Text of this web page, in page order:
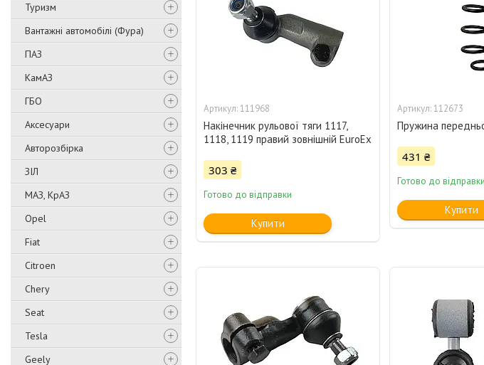
Туризм
Вантажні автомобілі (Фура)
ПАЗ
КамАЗ
ГБО
Аксесуари
Авторозбірка
ЗІЛ
МАЗ, КрАЗ
Opel
Fiat
Citroen
Chery
Seat
Tesla
Geely
111968
Накінечник рульової тяги 1117,
1118, 1119 правий зовнішній EuroEx
303 ₴
Готово до відправки
Купити
112673
Пружина
431 ₴
Готово до відправки
Купити